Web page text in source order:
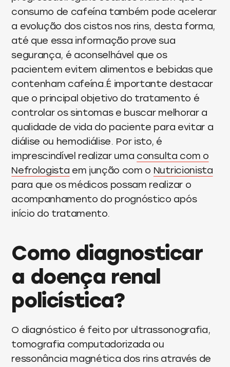
consumo de cafeína também pode acelerar
a evolução dos cistos nos rins, desta forma,
até que essa informação prove sua
segurança, é aconselhável que os
pacientem evitem alimentos e bebidas que
contenham cafeína.É importante destacar
que o principal objetivo do tratamento é
controlar os sintomas e buscar melhorar a
qualidade de vida do paciente para evitar a
diálise ou hemodiálise. Por isto, é
imprescindível realizar uma consulta com o
Nefrologista em junção com o Nutricionista
para que os médicos possam realizar o
acompanhamento do prognóstico após
início do tratamento.
Como diagnosticar
a doença renal
policística?
O diagnóstico é feito por ultrassonografia,
tomografia computadorizada ou
ressonância magnética dos rins através de